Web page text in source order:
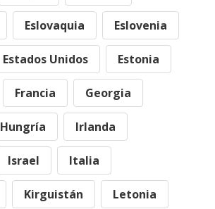
Eslovaquia Eslovenia
Estados Unidos Estonia
Francia Georgia
Hungría Irlanda
Israel Italia
Kirguistán Letonia